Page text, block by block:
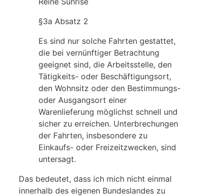
§3a Absatz 2
Es sind nur solche Fahrten gestattet,
die bei vernünftiger Betrachtung
geeignet sind, die Arbeitsstelle, den
Tätigkeits- oder Beschäftigungsort,
den Wohnsitz oder den Bestimmungs-
oder Ausgangsort einer
Warenlieferung möglichst schnell und
sicher zu erreichen. Unterbrechungen
der Fahrten, insbesondere zu
Einkaufs- oder Freizeitzwecken, sind
untersagt.
Das bedeutet, dass ich mich nicht einmal
innerhalb des eigenen Bundeslandes zu